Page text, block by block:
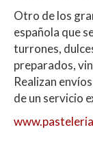
Otro de los
española que
turrones,
preparados,
Realizan
de un servicio